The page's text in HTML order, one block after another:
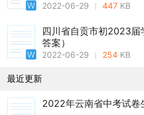
2022-06-29 447 KB
四川省自贡市初2023届
答案）
2022-06-29 254 KB
最近更新
2022年云南省中考试卷